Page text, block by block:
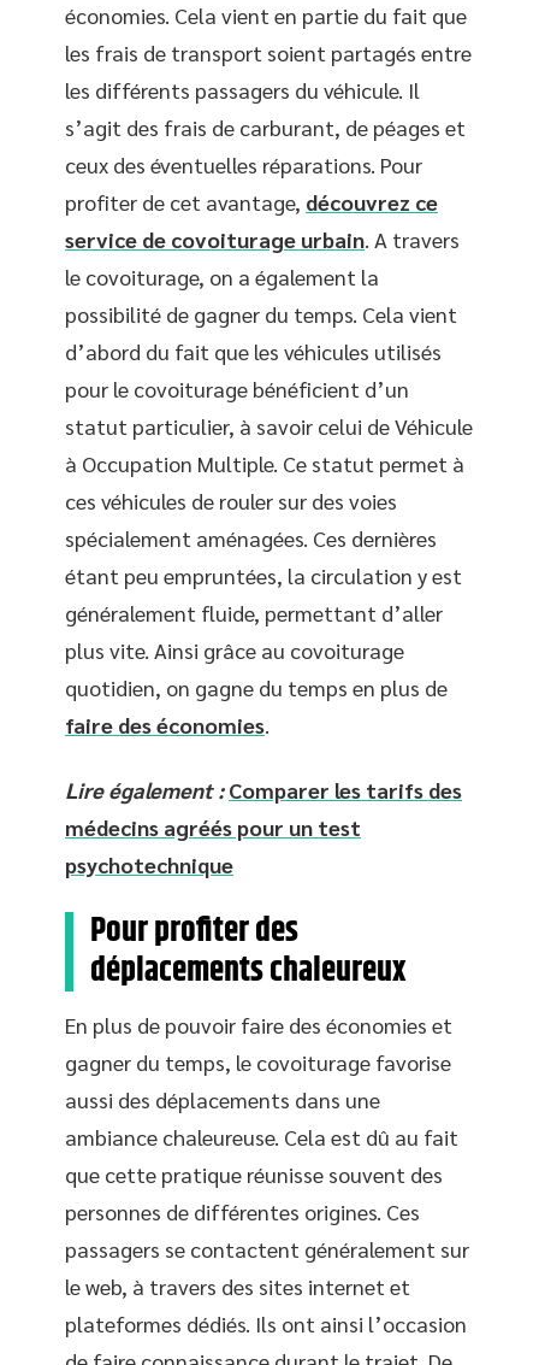
économies. Cela vient en partie du fait que
les frais de transport soient partagés entre
les différents passagers du véhicule. Il
s’agit des frais de carburant, de péages et
ceux des éventuelles réparations. Pour
profiter de cet avantage, découvrez ce
service de covoiturage urbain. A travers
le covoiturage, on a également la
possibilité de gagner du temps. Cela vient
d’abord du fait que les véhicules utilisés
pour le covoiturage bénéficient d’un
statut particulier, à savoir celui de Véhicule
à Occupation Multiple. Ce statut permet à
ces véhicules de rouler sur des voies
spécialement aménagées. Ces dernières
étant peu empruntées, la circulation y est
généralement fluide, permettant d’aller
plus vite. Ainsi grâce au covoiturage
quotidien, on gagne du temps en plus de
faire des économies.
Lire également : Comparer les tarifs des
médecins agréés pour un test
psychotechnique
Pour profiter des
déplacements chaleureux
En plus de pouvoir faire des économies et
gagner du temps, le covoiturage favorise
aussi des déplacements dans une
ambiance chaleureuse. Cela est dû au fait
que cette pratique réunisse souvent des
personnes de différentes origines. Ces
passagers se contactent généralement sur
le web, à travers des sites internet et
plateformes dédiés. Ils ont ainsi l’occasion